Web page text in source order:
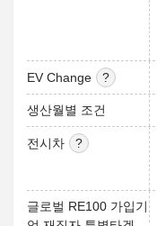
EV Change
생산월별 조건
전시차
글로벌 RE100 가입기